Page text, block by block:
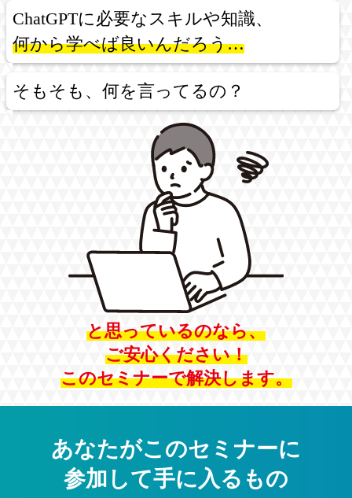
ChatGPTに必要なスキルや知識、
何から学べば良いんだろう…
そもそも、何を言ってるの？
と思っているのなら、
ご安心ください！
このセミナーで解決します。
あなたがこのセミナーに
参加して手に入るもの